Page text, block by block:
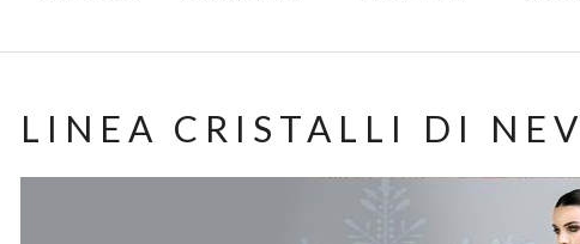
LINEA CRISTALLI DI